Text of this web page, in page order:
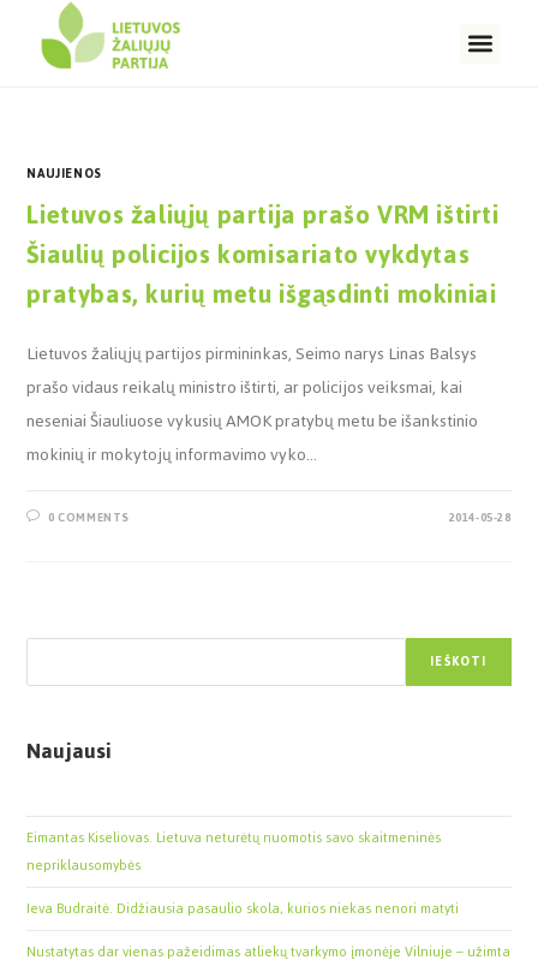
NAUJIENOS
Lietuvos žaliųjų partija prašo VRM ištirti
Šiaulių policijos komisariato vykdytas
pratybas, kurių metu išgąsdinti mokiniai
Lietuvos žaliųjų partijos pirmininkas, Seimo narys Linas Balsys
prašo vidaus reikalų ministro ištirti, ar policijos veiksmai, kai
neseniai Šiauliuose vykusių AMOK pratybų metu be išankstinio
mokinių ir mokytojų informavimo vyko…
0 COMMENTS 2014-05-28
IEŠKOTI
Naujausi
Eimantas Kiseliovas. Lietuva neturėtų nuomotis savo skaitmeninės
nepriklausomybės
Ieva Budraitė. Didžiausia pasaulio skola, kurios niekas nenori matyti
Nustatytas dar vienas pažeidimas atliekų tvarkymo įmonėje Vilniuje – užimta